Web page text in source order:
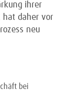
ihrer
hat daher vor
neu
bei